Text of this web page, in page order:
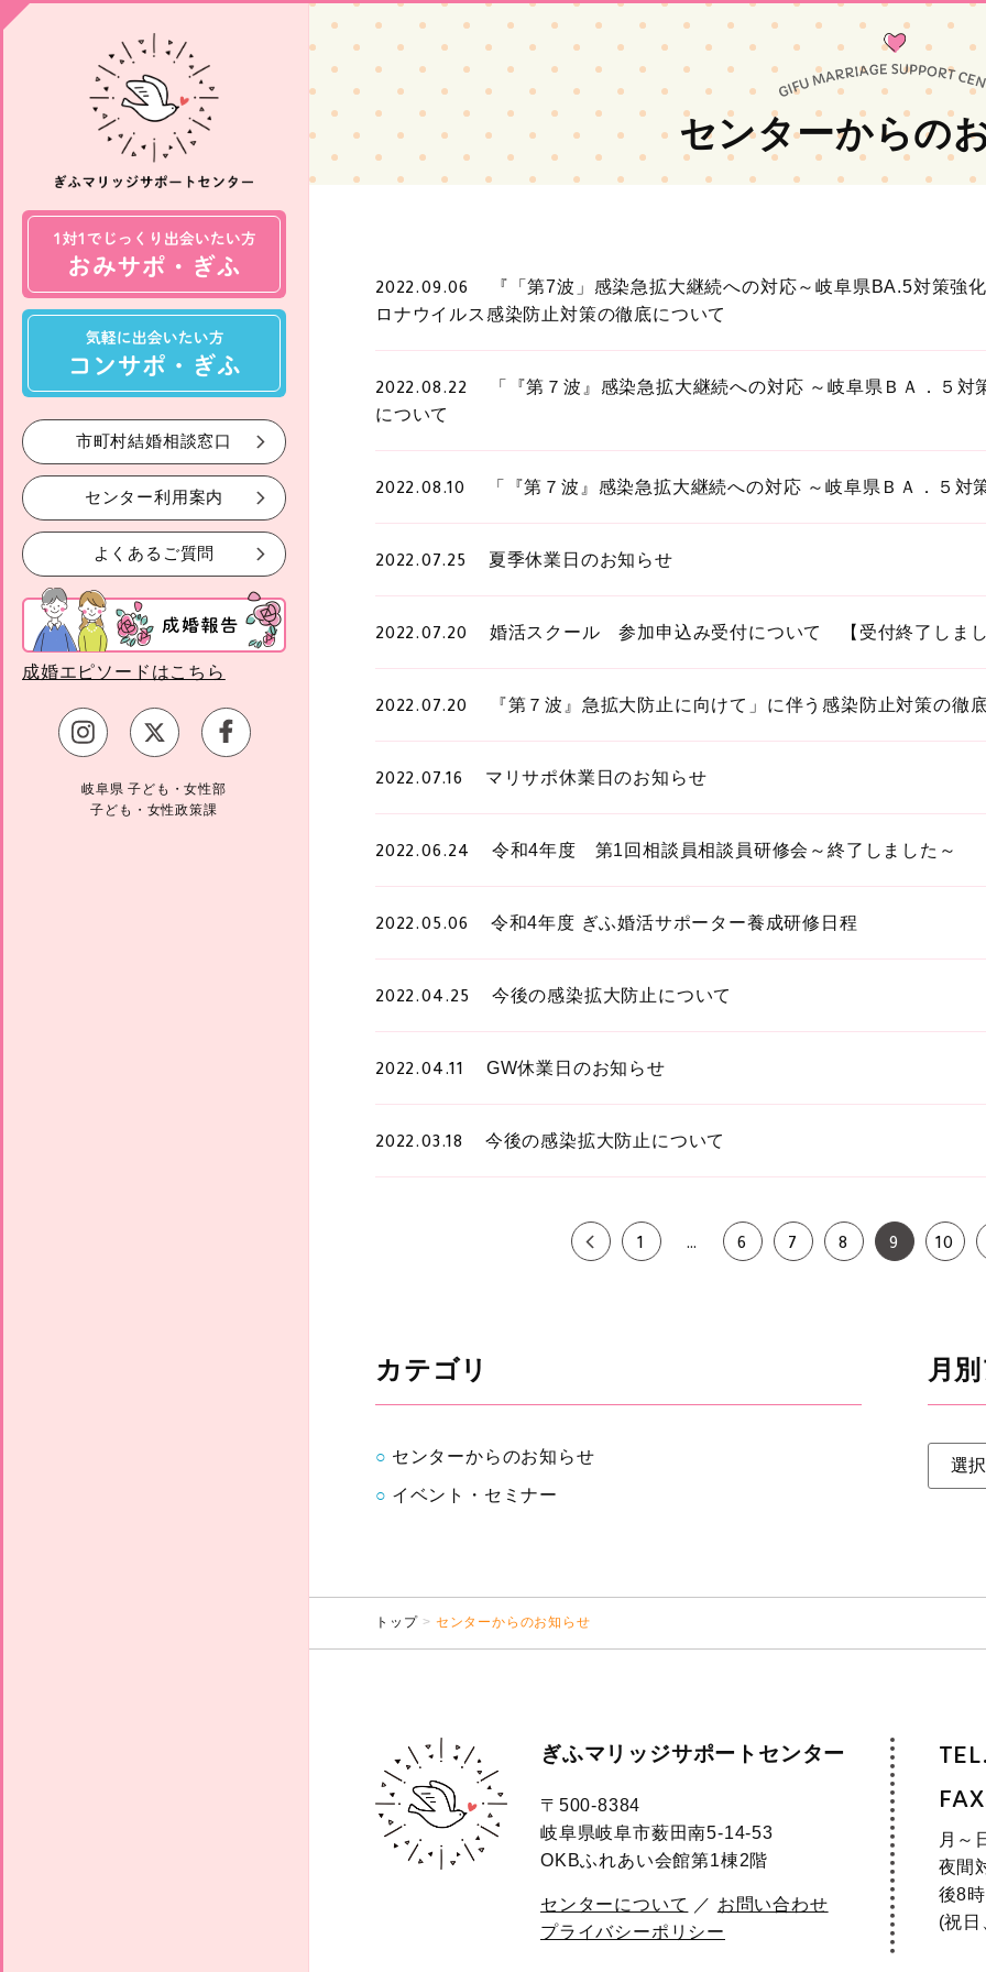
市町村結婚相談窓口
センター利用案内
よくあるご質問
成婚エピソードはこちら
岐阜県 子ども・女性部
子ども・女性政策課
センターからの
2022.09.06
『「第7波」感染急拡大継続への対応～岐阜県BA.5対策強
ロナウイルス感染防止対策の徹底について
2022.08.22
「『第７波』感染急拡大継続への対応 ～岐阜県ＢＡ．５
について
2022.08.10 「『第７波』感染急拡大継続への対応 ～岐阜県ＢＡ．５
2022.07.25 夏季休業日のお知らせ
2022.07.20 婚活スクール 参加申込み受付について 【受付終了しまし
2022.07.20 『第７波』急拡大防止に向けて」に伴う感染防止対策の徹
2022.07.16 マリサポ休業日のお知らせ
2022.06.24 令和4年度 第1回相談員相談員研修会～終了しました～
2022.05.06 令和4年度 ぎふ婚活サポーター養成研修日程
2022.04.25 今後の感染拡大防止について
2022.04.11 GW休業日のお知らせ
2022.03.18 今後の感染拡大防止について
1 … 6 7 8 9 10
カテゴリ
センターからのお知らせ
イベント・セミナー
月
トップ センターからのお知らせ
ぎふマリッジサポートセンター
〒500-8384
岐阜県岐阜市薮田南5-14-53
OKBふれあい会館第1棟2階
センターについて ／ お問い合わせ
プライバシーポリシー
TEL.
月～
夜間
後8
(祝